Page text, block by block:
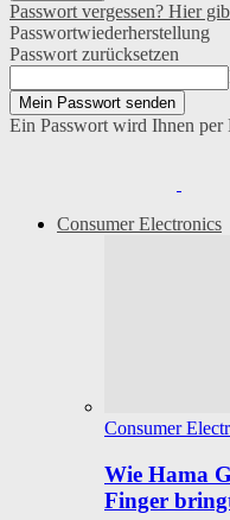
Passwort vergessen? Hier
Passwortwiederherstellung
Passwort zurücksetzen
Ein Passwort wird Ihnen per
Consumer Electronics
Consumer
Wie Hama
Finger